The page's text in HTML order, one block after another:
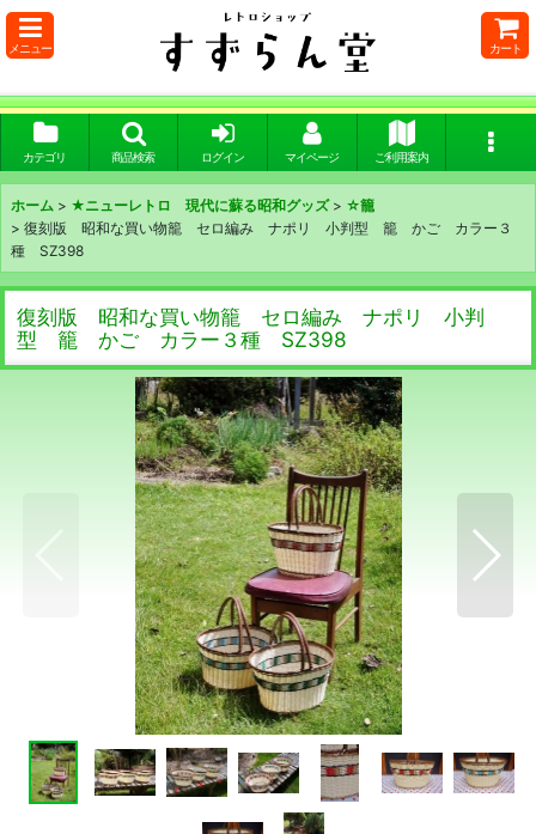
メニュー カート
カテゴリ 商品検索 ログイン マイページ ご利用案内
ホーム > ★ニューレトロ 現代に蘇る昭和グッズ > ☆籠
> 復刻版 昭和な買い物籠 セロ編み ナポリ 小判型 籠 かご カラー３
種 SZ398
復刻版 昭和な買い物籠 セロ編み ナポリ 小判
型 籠 かご カラー３種 SZ398